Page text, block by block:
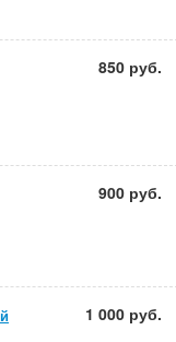
850 руб.
900 руб.
1 000 руб.